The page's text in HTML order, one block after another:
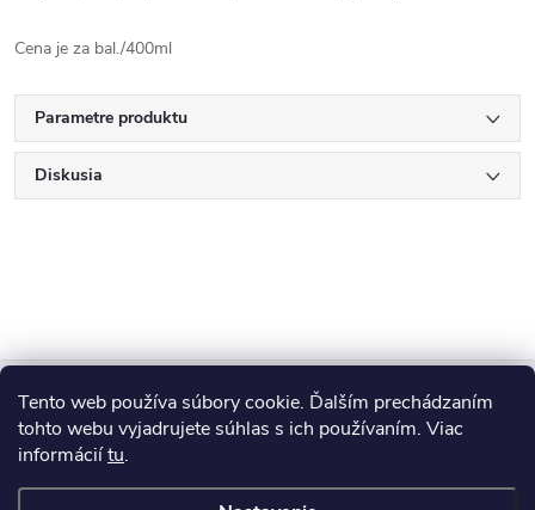
Tento web používa súbory cookie. Ďalším prechádzaním
tohto webu vyjadrujete súhlas s ich používaním. Viac
informáciítu.
Cena je za bal./400ml
Parametre produktu
Diskusia
Z
áBlog
Informácie pre vás